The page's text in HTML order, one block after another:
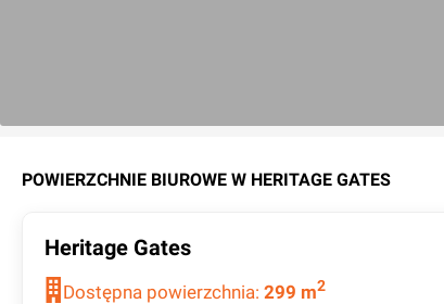
POWIERZCHNIE BIUROWE W HERITAGE GATES
Heritage Gates
Dostępna powierzchnia: 299 m2